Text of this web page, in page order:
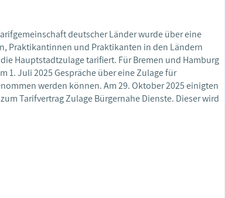
deutscher Länder wurde über eine
Praktikantinnen und Praktikanten in den Ländern
Hauptstadtzulage tarifiert. Für Bremen und Hamburg
1. Juli 2025 Gespräche über eine Zulage für
werden können. Am 29. Oktober 2025 einigten
Tarifvertrag Zulage Bürgernahe Dienste. Dieser wird